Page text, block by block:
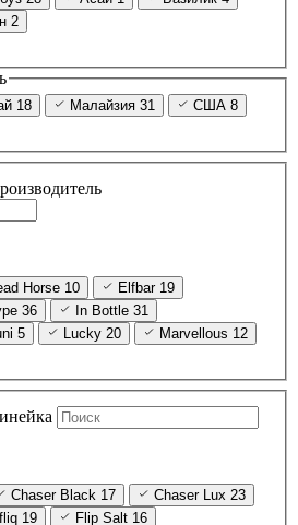
2
18 Малайзия 31 США 8
Horse 10 Elfbar 19
36 In Bottle 31
5 Lucky 20 Marvellous 12
Chaser Black 17 Chaser Lux 23
19 Flip Salt 16